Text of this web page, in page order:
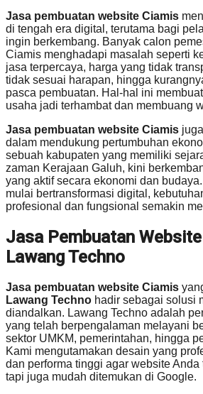
Jasa pembuatan website Ciamis
di tengah era digital, terutama bagi
ingin berkembang. Banyak calon
Ciamis menghadapi masalah seperti
jasa terpercaya, harga yang tidak
tidak sesuai harapan, hingga
pasca pembuatan. Hal-hal ini
usaha jadi terhambat dan membuang
Jasa pembuatan website Ciamis
dalam mendukung pertumbuhan
sebuah kabupaten yang memiliki
zaman Kerajaan Galuh, kini
yang aktif secara ekonomi dan
mulai bertransformasi digital,
profesional dan fungsional semakin
Jasa Pembuatan
Lawang Techno
Jasa pembuatan website Ciamis
Lawang Techno hadir sebagai solusi
diandalkan. Lawang Techno adalah
yang telah berpengalaman melayani
sektor UMKM, pemerintahan, hingga
Kami mengutamakan desain yang
dan performa tinggi agar website
tapi juga mudah ditemukan di Google.